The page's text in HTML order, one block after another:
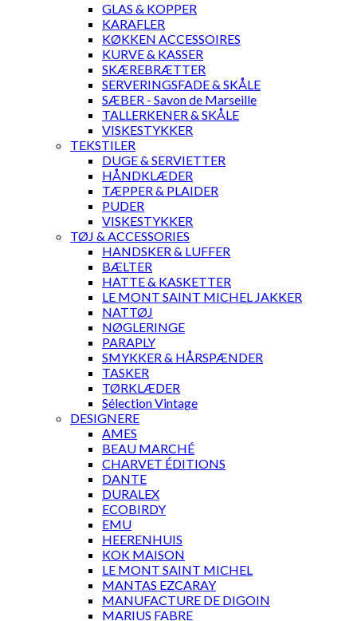
GLAS & KOPPER
KARAFLER
KØKKEN ACCESSOIRES
KURVE & KASSER
SKÆREBRÆTTER
SERVERINGSFADE & SKÅLE
SÆBER - Savon de Marseille
TALLERKENER & SKÅLE
VISKESTYKKER
TEKSTILER
DUGE & SERVIETTER
HÅNDKLÆDER
TÆPPER & PLAIDER
PUDER
VISKESTYKKER
TØJ & ACCESSORIES
HANDSKER & LUFFER
BÆLTER
HATTE & KASKETTER
LE MONT SAINT MICHEL JAKKER
NATTØJ
NØGLERINGE
PARAPLY
SMYKKER & HÅRSPÆNDER
TASKER
TØRKLÆDER
Sélection Vintage
DESIGNERE
AMES
BEAU MARCHÉ
CHARVET ÉDITIONS
DANTE
DURALEX
ECOBIRDY
EMU
HEERENHUIS
KOK MAISON
LE MONT SAINT MICHEL
MANTAS EZCARAY
MANUFACTURE DE DIGOIN
MARIUS FABRE